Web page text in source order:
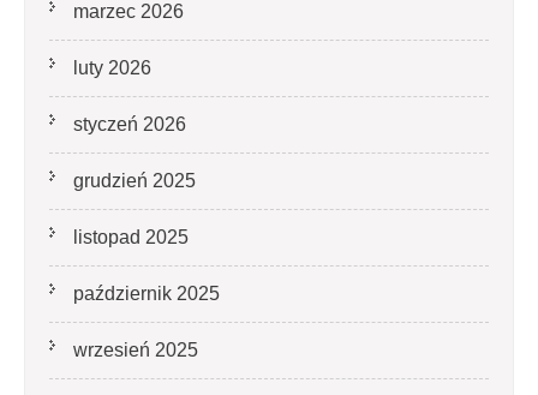
marzec 2026
luty 2026
styczeń 2026
grudzień 2025
listopad 2025
październik 2025
wrzesień 2025